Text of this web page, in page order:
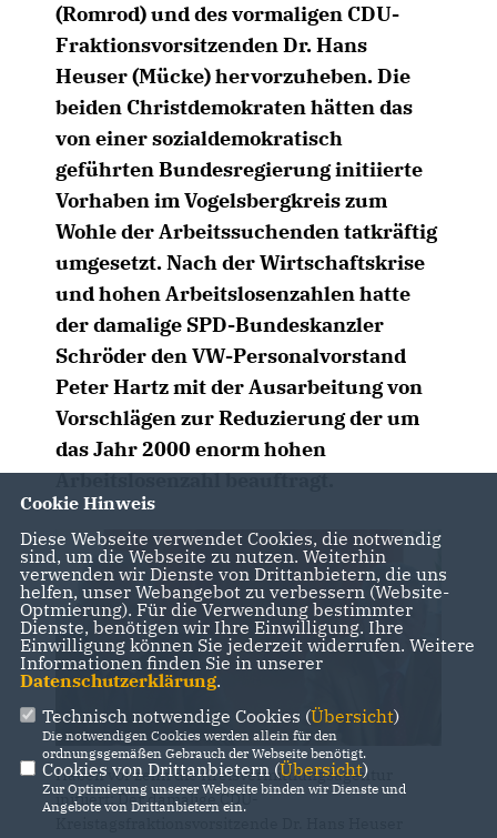
(Romrod) und des vormaligen CDU-
Fraktionsvorsitzenden Dr. Hans
Heuser (Mücke) hervorzuheben. Die
beiden Christdemokraten hätten das
von einer sozialdemokratisch
geführten Bundesregierung initiierte
Vorhaben im Vogelsbergkreis zum
Wohle der Arbeitssuchenden tatkräftig
umgesetzt. Nach der Wirtschaftskrise
und hohen Arbeitslosenzahlen hatte
der damalige SPD-Bundeskanzler
Schröder den VW-Personalvorstand
Peter Hartz mit der Ausarbeitung von
Vorschlägen zur Reduzierung der um
das Jahr 2000 enorm hohen
Arbeitslosenzahl beauftragt.
Haben vor zehn die Kreisvermittlungsagentur
initiiert: Der damalige CDU-
Cookie Hinweis
Diese Webseite verwendet Cookies, die notwendig
sind, um die Webseite zu nutzen. Weiterhin
verwenden wir Dienste von Drittanbietern, die uns
helfen, unser Webangebot zu verbessern (Website-
Optmierung). Für die Verwendung bestimmter
Dienste, benötigen wir Ihre Einwilligung. Ihre
Einwilligung können Sie jederzeit widerrufen. Weitere
Informationen finden Sie in unserer
Datenschutzerklärung.
Technisch notwendige Cookies (Übersicht)
Die notwendigen Cookies werden allein für den
ordnungsgemäßen Gebrauch der Webseite benötigt.
Cookies von Drittanbietern (Übersicht)
Zur Optimierung unserer Webseite binden wir Dienste und
Angebote von Drittanbietern ein.